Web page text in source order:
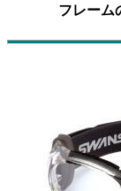
フレーム